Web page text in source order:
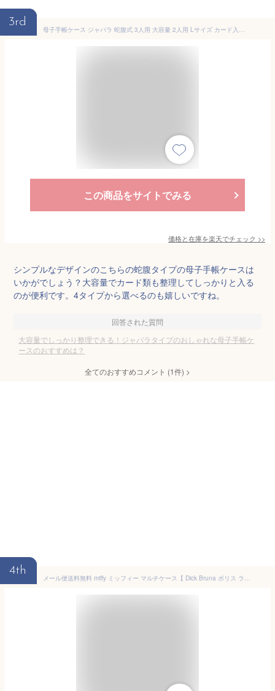
3rd
母子手帳ケース ジャバラ 蛇腹式 3人用 大容量 2人用 Lサイズ カード入れ 年金手帳カバー マルチケース 通帳入れ 収納ケース カードパスポート 通帳 産前産後 ホワイトデー プレゼント
この商品をサイトでみる
価格と在庫を楽天でチェック >>
シンプルなデザインのこちらの蛇腹タイプの母子手帳ケースは
いかがでしょう？大容量でカード類も整理してしっかりと入る
のが便利です。4タイプから選べるのも嬉しいですね。
回答された質問
大容量でしっかり整理できる！ジャバラタイプのおしゃれな母子手帳ケ
ースのおすすめは？
全てのおすすめコメント (1件) >
4th
メール便送料無料 miffy ミッフィー マルチケース【 Dick Bruna ボリス ライオン もこもこ かわいい おしゃれ 北欧 大人 うさぎ ブルーナ 母子手帳ケース ホスピタルポーチ パスポートポーチ 通帳ケース マスクケース 仕切り 蛇腹 ファスナー ポイント10倍 】 お中元